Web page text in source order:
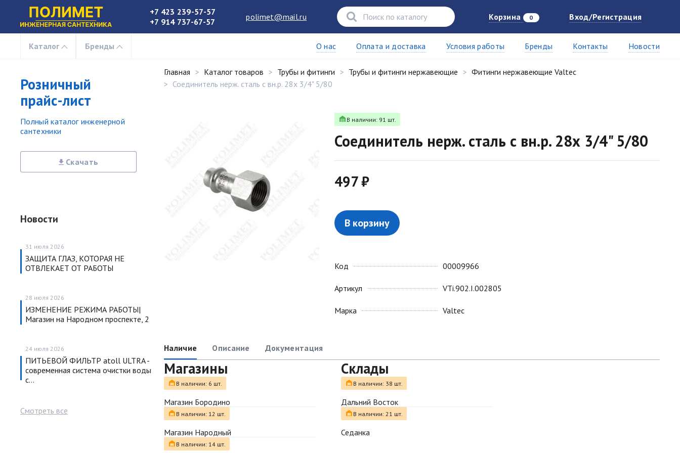
+7 423 239-57-57
+7 914 737-67-57
polimet@mail.ru Корзина 0 Вход/Регистрация
Каталог Бренды О нас Оплата и доставка Условия работы Бренды Контакты Новости
Розничный
прайс-лист
Полный каталог инженерной
сантехники
Скачать
Новости
31 июля 2026
ЗАЩИТА ГЛАЗ, КОТОРАЯ НЕ
ОТВЛЕКАЕТ ОТ РАБОТЫ
28 июля 2026
ИЗМЕНЕНИЕ РЕЖИМА РАБОТЫ|
Магазин на Народном проспекте, 2
24 июля 2026
ПИТЬЕВОЙ ФИЛЬТР atoll ULTRA -
современная система очистки воды
с…
Смотреть все
Главная Каталог товаров Трубы и фитинги Трубы и фитинги нержавеющие
Фитинги нержавеющие Valtec
Соединитель нерж. сталь с вн.р. 28х 3/4" 5/80
В наличии: 91 шт.
Соединитель нерж. сталь с вн.р. 28х 3/4" 5/80
497 ₽
В корзину
Код
Артикул
Марка
00009966
VTi.902.I.002805
Valtec
Наличие Описание Документация
Магазины
В наличии: 6 шт.
Магазин Бородино
В наличии: 12 шт.
Магазин Народный
В наличии: 14 шт.
Склады
В наличии: 38 шт.
Дальний Восток
В наличии: 21 шт.
Седанка